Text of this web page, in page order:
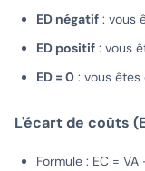
ED négatif : vous
ED positif : vous
ED = 0 : vous
L'écart de coûts
Formule : EC = VA